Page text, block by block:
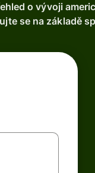
o vývoji
se na základě